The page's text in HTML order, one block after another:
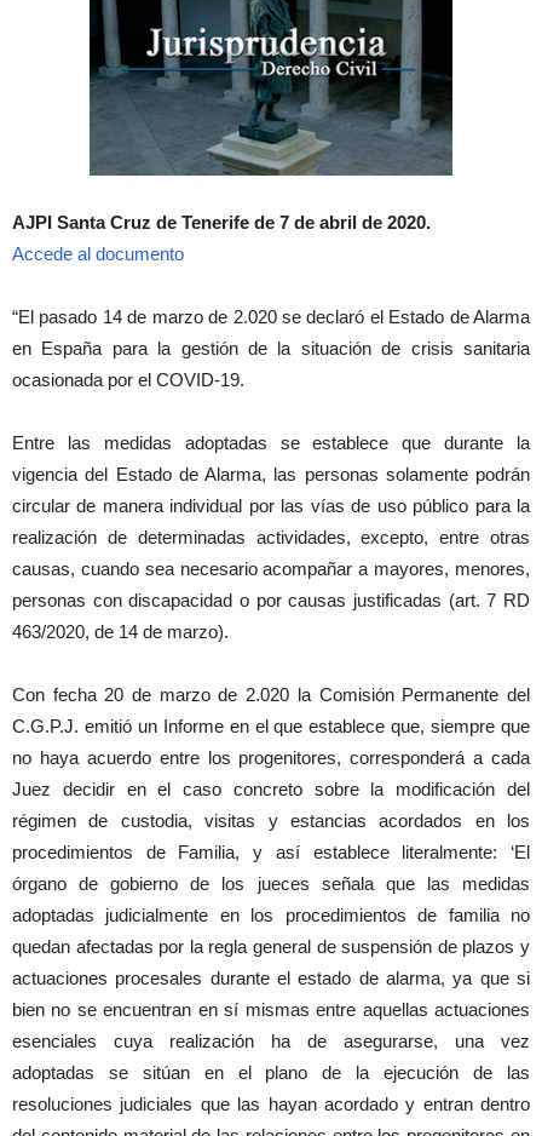
AJPI Santa Cruz de Tenerife de 7 de abril de 2020.
Accede al documento
“El pasado 14 de marzo de 2.020 se declaró el Estado de Alarma
en España para la gestión de la situación de crisis sanitaria
ocasionada por el COVID-19.
Entre las medidas adoptadas se establece que durante la
vigencia del Estado de Alarma, las personas solamente podrán
circular de manera individual por las vías de uso público para la
realización de determinadas actividades, excepto, entre otras
causas, cuando sea necesario acompañar a mayores, menores,
personas con discapacidad o por causas justificadas (art. 7 RD
463/2020, de 14 de marzo).
Con fecha 20 de marzo de 2.020 la Comisión Permanente del
C.G.P.J. emitió un Informe en el que establece que, siempre que
no haya acuerdo entre los progenitores, corresponderá a cada
Juez decidir en el caso concreto sobre la modificación del
régimen de custodia, visitas y estancias acordados en los
procedimientos de Familia, y así establece literalmente: ‘El
órgano de gobierno de los jueces señala que las medidas
adoptadas judicialmente en los procedimientos de familia no
quedan afectadas por la regla general de suspensión de plazos y
actuaciones procesales durante el estado de alarma, ya que si
bien no se encuentran en sí mismas entre aquellas actuaciones
esenciales cuya realización ha de asegurarse, una vez
adoptadas se sitúan en el plano de la ejecución de las
resoluciones judiciales que las hayan acordado y entran dentro